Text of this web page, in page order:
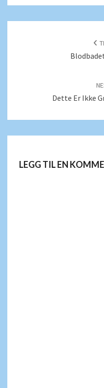
Dette Er Ikke
LEGG TIL EN